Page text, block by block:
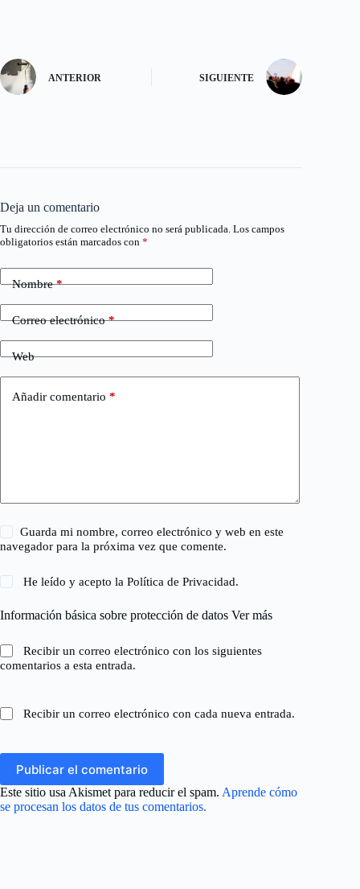
ANTERIOR SIGUIENTE
Deja un comentario
Tu dirección de correo electrónico no será publicada. Los campos
obligatorios están marcados con *
Nombre*
Correo electrónico*
Web
Añadir comentario *
Guarda mi nombre, correo electrónico y web en este
navegador para la próxima vez que comente.
He leído y acepto laPolítica de Privacidad.
Información básica sobre protección de datos Ver más
Recibir un correo electrónico con los siguientes
comentarios a esta entrada.
Recibir un correo electrónico con cada nueva entrada.
Publicar el comentario
Este sitio usa Akismet para reducir el spam. Aprende cómo
se procesan los datos de tus comentarios.